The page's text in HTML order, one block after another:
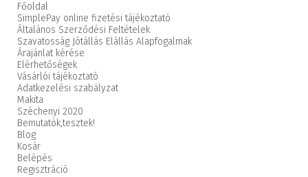
Főoldal
SimplePay online fizetési tájékoztató
Általános Szerződési Feltételek
Szavatosság Jótállás Elállás Alapfogalmak
Árajánlat kérése
Elérhetőségek
Vásárlói tájékoztató
Adatkezelési szabályzat
Makita
Széchenyi 2020
Bemutatók,tesztek!
Blog
Kosár
Belépés
Regisztráció